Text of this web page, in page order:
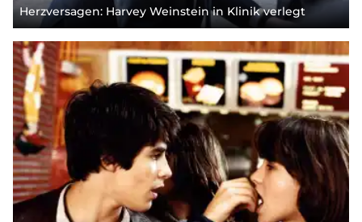
Herzversagen: Harvey Weinstein in Klinik verlegt